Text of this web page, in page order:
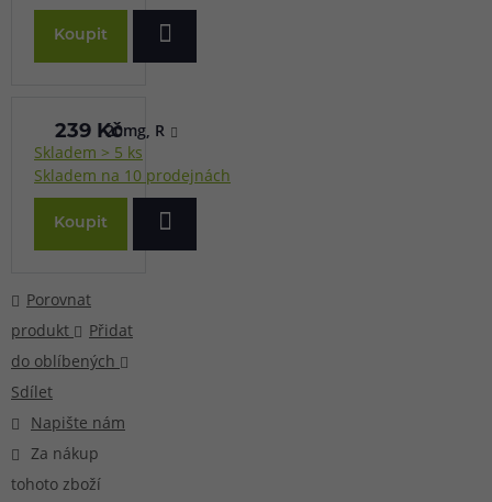
Koupit
20mg, R
Skladem > 5 ks
Skladem na 10 prodejnách
239 Kč
Koupit
Porovnat
produkt
Přidat
do oblíbených
Sdílet
Napište nám
Za nákup
tohoto zboží